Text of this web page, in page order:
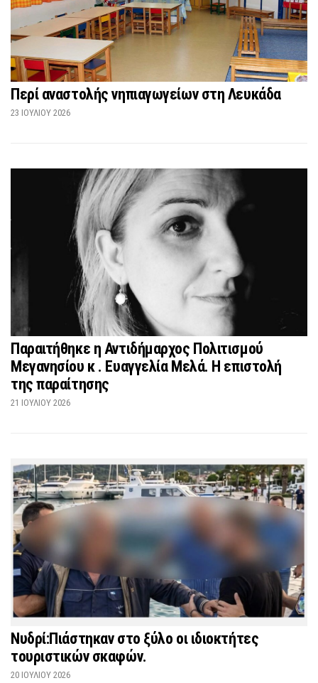
Περί αναστολής νηπιαγωγείων στη Λευκάδα
23 ΙΟΥΛΊΟΥ 2026
Παραιτήθηκε η Αντιδήμαρχος Πολιτισμού
Μεγανησίου κ . Ευαγγελία Μελά. Η επιστολή
της παραίτησης
21 ΙΟΥΛΊΟΥ 2026
Νυδρί:Πιάστηκαν στο ξύλο οι ιδιοκτήτες
τουριστικών σκαφών.
20 ΙΟΥΛΊΟΥ 2026